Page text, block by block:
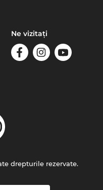
Ne vizitați
drepturile rezervate.